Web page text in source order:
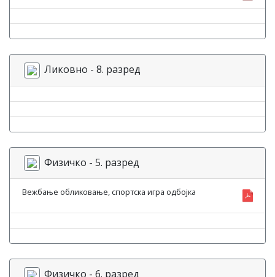
Ликовно - 8. разред
Физичко - 5. разред
Вежбање обликовање, спортска игра одбојка
Физичко - 6. разред